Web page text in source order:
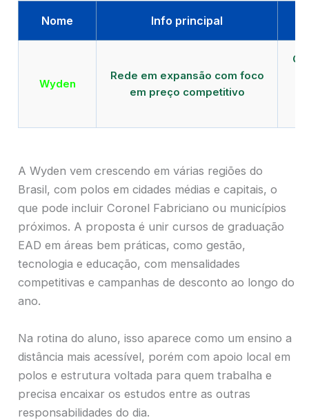
Nome Info principal
Wyden
Rede em expansão com foco
em preço competitivo
A Wyden vem crescendo em várias regiões do
Brasil, com polos em cidades médias e capitais, o
que pode incluir Coronel Fabriciano ou municípios
próximos. A proposta é unir cursos de graduação
EAD em áreas bem práticas, como gestão,
tecnologia e educação, com mensalidades
competitivas e campanhas de desconto ao longo do
ano.
Na rotina do aluno, isso aparece como um ensino a
distância mais acessível, porém com apoio local em
polos e estrutura voltada para quem trabalha e
precisa encaixar os estudos entre as outras
responsabilidades do dia.